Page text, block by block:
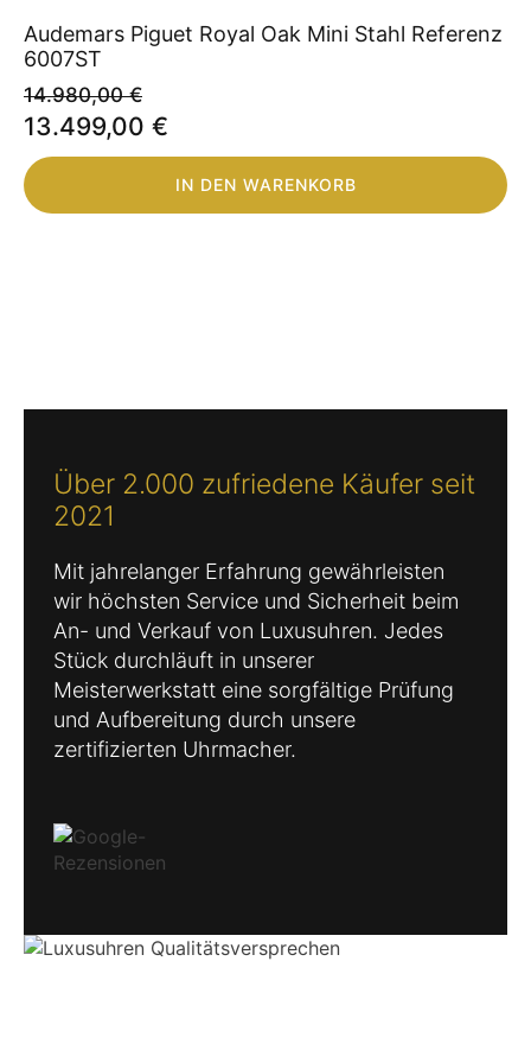
Audemars Piguet Royal Oak Mini Stahl Referenz
6007ST
14.980,00€
Ursprünglicher
Preis
war:
13.499,00 €
Preis
ist:
IN DEN WARENKORB
Über 2.000 zufriedene Käufer seit
2021
Mit jahrelanger Erfahrung gewährleisten
wir höchsten Service und Sicherheit beim
An- und Verkauf von Luxusuhren. Jedes
Stück durchläuft in unserer
Meisterwerkstatt eine sorgfältige Prüfung
und Aufbereitung durch unsere
zertifizierten Uhrmacher.